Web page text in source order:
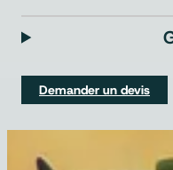
Demander un devis